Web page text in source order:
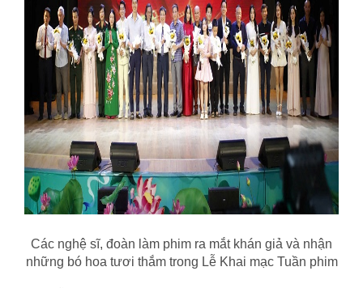
Các nghệ sĩ, đoàn làm phim ra mắt khán giả và nhận
những bó hoa tươi thắm trong Lễ Khai mạc Tuần phim